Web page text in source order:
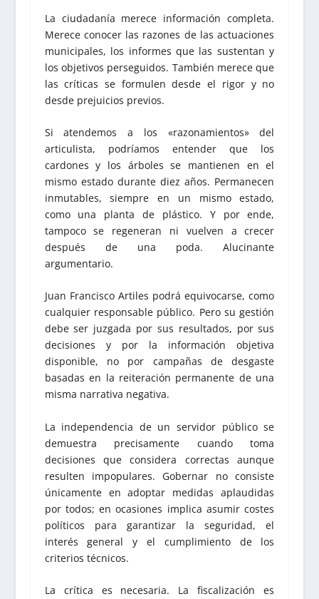
La ciudadanía merece información completa.
Merece conocer las razones de las actuaciones
municipales, los informes que las sustentan y
los objetivos perseguidos. También merece que
las críticas se formulen desde el rigor y no
desde prejuicios previos.
Si atendemos a los «razonamientos» del
articulista, podríamos entender que los
cardones y los árboles se mantienen en el
mismo estado durante diez años. Permanecen
inmutables, siempre en un mismo estado,
como una planta de plástico. Y por ende,
tampoco se regeneran ni vuelven a crecer
después de una poda. Alucinante
argumentario.
Juan Francisco Artiles podrá equivocarse, como
cualquier responsable público. Pero su gestión
debe ser juzgada por sus resultados, por sus
decisiones y por la información objetiva
disponible, no por campañas de desgaste
basadas en la reiteración permanente de una
misma narrativa negativa.
La independencia de un servidor público se
demuestra precisamente cuando toma
decisiones que considera correctas aunque
resulten impopulares. Gobernar no consiste
únicamente en adoptar medidas aplaudidas
por todos; en ocasiones implica asumir costes
políticos para garantizar la seguridad, el
interés general y el cumplimiento de los
criterios técnicos.
La crítica es necesaria. La fiscalización es